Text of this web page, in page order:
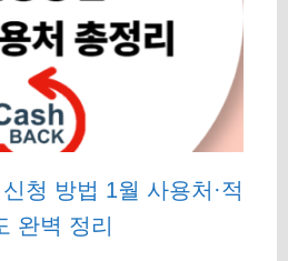
청 방법 1월 사용처·적
완벽 정리